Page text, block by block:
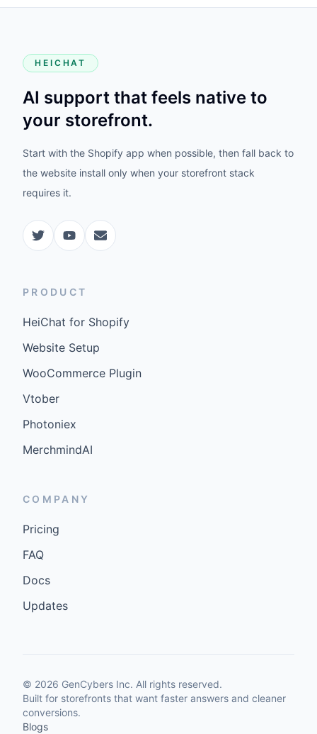
HEICHAT
AI support that feels native to
your storefront.
Start with the Shopify app when possible, then fall back to
the website install only when your storefront stack
requires it.
PRODUCT
HeiChat for Shopify
Website Setup
WooCommerce Plugin
Vtober
Photoniex
MerchmindAI
COMPANY
Pricing
FAQ
Docs
Updates
© 2026 GenCybers Inc. All rights reserved.
Built for storefronts that want faster answers and cleaner
conversions.
Blogs